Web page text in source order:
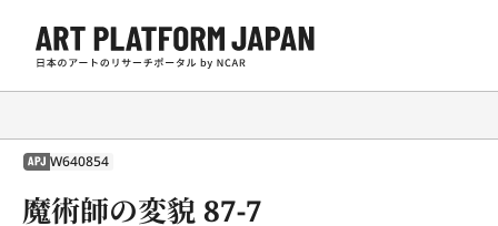
APJ W640854
魔術師の変貌 87-7